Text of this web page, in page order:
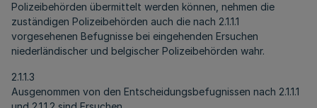
Polizeibehörden übermittelt werden können, nehmen die
zuständigen Polizeibehörden auch die nach 2.1.1.1
vorgesehenen Befugnisse bei eingehenden Ersuchen
niederländischer und belgischer Polizeibehörden wahr.
2.1.1.3
Ausgenommen von den Entscheidungsbefugnissen nach 2.1.1.1